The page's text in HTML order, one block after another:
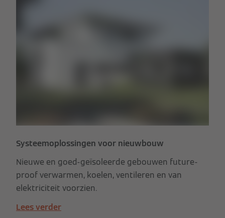
Systeemoplossingen voor nieuwbouw
Nieuwe en goed-geïsoleerde gebouwen future-
proof verwarmen, koelen, ventileren en van
elektriciteit voorzien.
Lees verder